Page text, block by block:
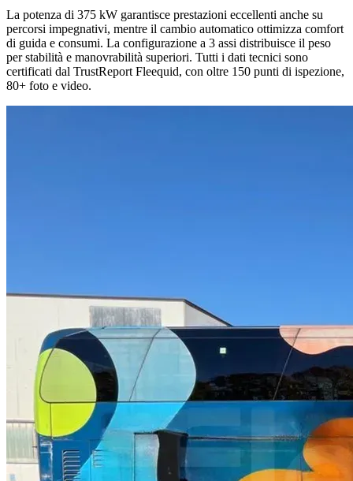
La potenza di 375 kW garantisce prestazioni eccellenti anche su
percorsi impegnativi, mentre il cambio automatico ottimizza comfort
di guida e consumi. La configurazione a 3 assi distribuisce il peso
per stabilità e manovrabilità superiori. Tutti i dati tecnici sono
certificati dal TrustReport Fleequid, con oltre 150 punti di ispezione,
80+ foto e video.